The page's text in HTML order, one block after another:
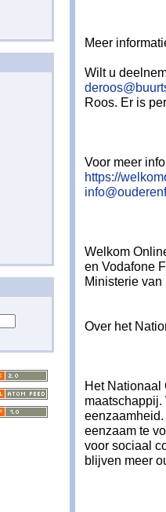
Meer
Wilt u
Roos. Er is
Voor meer
https://
Welkom
en Vodafone
Ministerie
Over het
Het Nationaal
eenzaam te
voor sociaal
blijven meer